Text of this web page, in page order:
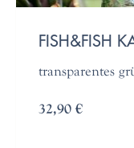
FISH&FISH
transparentes
32,90 €